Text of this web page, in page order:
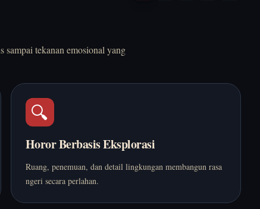
sampai tekanan emosional yang
🔍
Horor Berbasis Eksplorasi
Ruang, penemuan, dan detail lingkungan membangun rasa
ngeri secara perlahan.